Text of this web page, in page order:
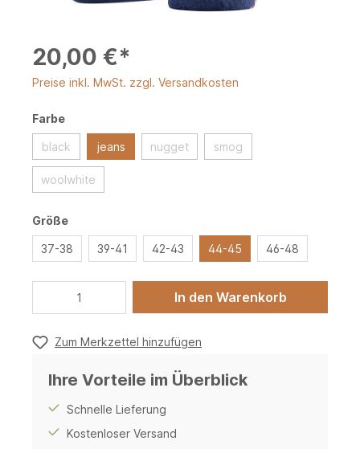
20,00 €*
Preise inkl. MwSt. zzgl. Versandkosten
Farbe
black jeans nugget smog
woolwhite
Größe
37-38 39-41 42-43 44-45 46-48
In den Warenkorb
Zum Merkzettel hinzufügen
Ihre Vorteile im Überblick
Schnelle Lieferung
Kostenloser Versand